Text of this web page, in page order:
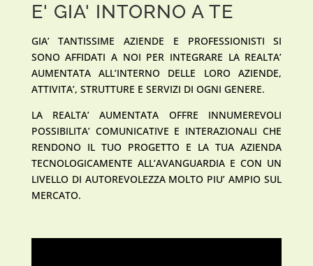
E' GIA' INTORNO A TE
GIA’ TANTISSIME AZIENDE E PROFESSIONISTI SI
SONO AFFIDATI A NOI PER INTEGRARE LA REALTA’
AUMENTATA ALL’INTERNO DELLE LORO AZIENDE,
ATTIVITA’, STRUTTURE E SERVIZI DI OGNI GENERE.
LA REALTA’ AUMENTATA OFFRE INNUMEREVOLI
POSSIBILITA’ COMUNICATIVE E INTERAZIONALI CHE
RENDONO IL TUO PROGETTO E LA TUA AZIENDA
TECNOLOGICAMENTE ALL’AVANGUARDIA E CON UN
LIVELLO DI AUTOREVOLEZZA MOLTO PIU’ AMPIO SUL
MERCATO.